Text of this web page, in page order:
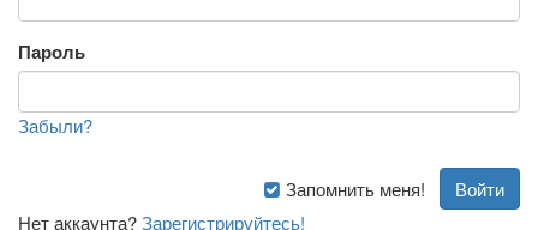
Пароль
Забыли?
Запомнить меня!
Нет аккаунта?Зарегистрируйтесь!